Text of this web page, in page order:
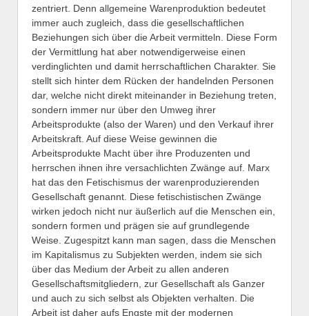
zentriert. Denn allgemeine Warenproduktion bedeutet
immer auch zugleich, dass die gesellschaftlichen
Beziehungen sich über die Arbeit vermitteln. Diese Form
der Vermittlung hat aber notwendigerweise einen
verdinglichten und damit herrschaftlichen Charakter. Sie
stellt sich hinter dem Rücken der handelnden Personen
dar, welche nicht direkt miteinander in Beziehung treten,
sondern immer nur über den Umweg ihrer
Arbeitsprodukte (also der Waren) und den Verkauf ihrer
Arbeitskraft. Auf diese Weise gewinnen die
Arbeitsprodukte Macht über ihre Produzenten und
herrschen ihnen ihre versachlichten Zwänge auf. Marx
hat das den Fetischismus der warenproduzierenden
Gesellschaft genannt. Diese fetischistischen Zwänge
wirken jedoch nicht nur äußerlich auf die Menschen ein,
sondern formen und prägen sie auf grundlegende
Weise. Zugespitzt kann man sagen, dass die Menschen
im Kapitalismus zu Subjekten werden, indem sie sich
über das Medium der Arbeit zu allen anderen
Gesellschaftsmitgliedern, zur Gesellschaft als Ganzer
und auch zu sich selbst als Objekten verhalten. Die
Arbeit ist daher aufs Engste mit der modernen